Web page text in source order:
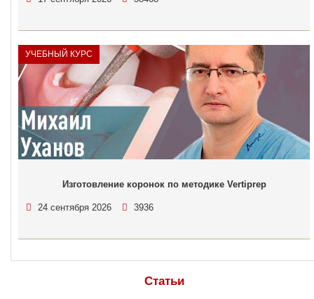
УЧЕБНЫЙ КУРС
Изготовление коронок по методике Vertiprep
24 сентября 2026 3936
Статьи